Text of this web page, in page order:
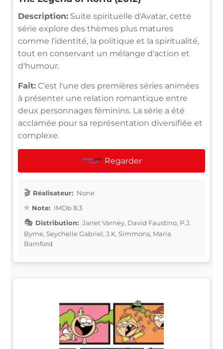
Description: Suite spirituelle d'Avatar, cette
série explore des thèmes plus matures
comme l'identité, la politique et la spiritualité,
tout en conservant un mélange d'action et
d'humour.
Fait: C'est l'une des premières séries animées
à présenter une relation romantique entre
deux personnages féminins. La série a été
acclamée pour sa représentation diversifiée et
complexe.
Regarder
Réalisateur: None
Note: IMDb 8.3
Distribution: Janet Varney, David Faustino, P.J.
Byrne, Seychelle Gabriel, J.K. Simmons, Maria
Bamford